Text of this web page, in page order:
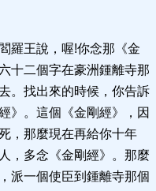
羅王說，喔!你念那《金
十二個字在豪洲鍾離寺那
。找出來的時候，你告訴
》。這個《金剛經》，因
，那麼現在再給你十年
，多念《金剛經》。那麼
派一個使臣到鍾離寺那個